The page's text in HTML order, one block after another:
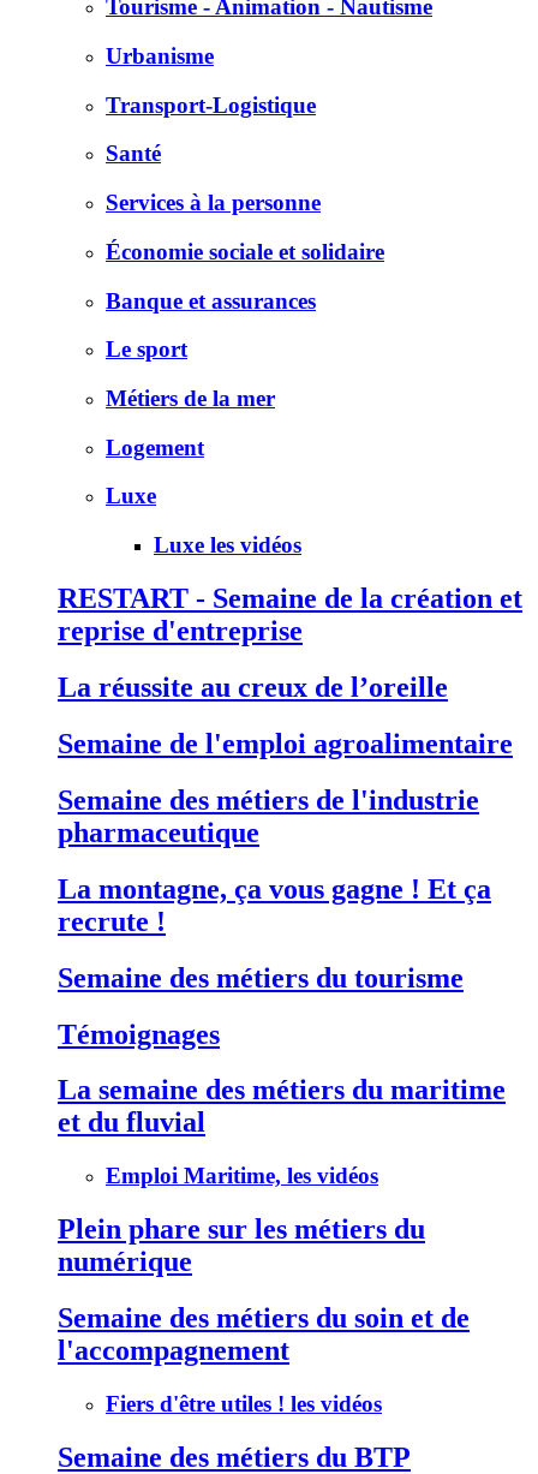
Tourisme - Animation - Nautisme
Urbanisme
Transport-Logistique
Santé
Services à la personne
Économie sociale et solidaire
Banque et assurances
Le sport
Métiers de la mer
Logement
Luxe
Luxe les vidéos
RESTART - Semaine de la création et
reprise d'entreprise
La réussite au creux de l’oreille
Semaine de l'emploi agroalimentaire
Semaine des métiers de l'industrie
pharmaceutique
La montagne, ça vous gagne ! Et ça
recrute !
Semaine des métiers du tourisme
Témoignages
La semaine des métiers du maritime
et du fluvial
Emploi Maritime, les vidéos
Plein phare sur les métiers du
numérique
Semaine des métiers du soin et de
l'accompagnement
Fiers d'être utiles ! les vidéos
Semaine des métiers du BTP